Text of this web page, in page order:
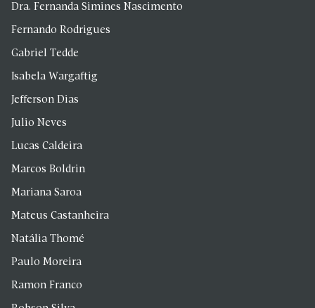
Dra. Fernanda Simines Nascimento
Fernando Rodrigues
Gabriel Tedde
Isabela Wargaftig
Jefferson Dias
Julio Neves
Lucas Caldeira
Marcos Boldrin
Mariana Saroa
Mateus Castanheira
Natália Thomé
Paulo Moreira
Ramon Franco